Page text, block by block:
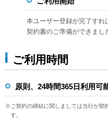
本ユーザー登録が完了すれ
契約書のご準備ができまし
ご利用時間
原則、24時間365日利用可
※ご契約の締結に関しましては当行が契
す。